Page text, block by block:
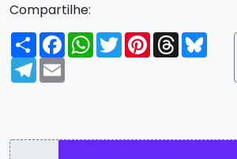
Compartilhe:
Compartilhar
FacebookWhatsApp
TwitterPinterest
Threads
Telegram
Email